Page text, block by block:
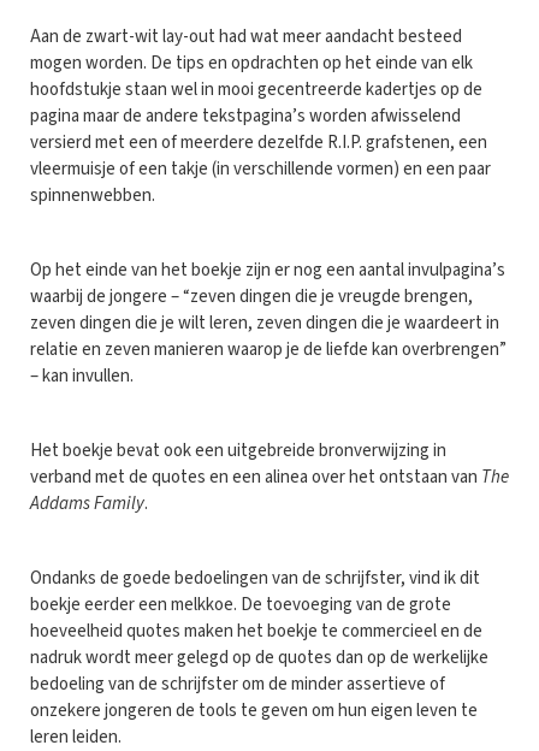
Aan de zwart-wit lay-out had wat meer aandacht besteed
mogen worden. De tips en opdrachten op het einde van elk
hoofdstukje staan wel in mooi gecentreerde kadertjes op de
pagina maar de andere tekstpagina’s worden afwisselend
versierd met een of meerdere dezelfde R.I.P. grafstenen, een
vleermuisje of een takje (in verschillende vormen) en een paar
spinnenwebben.
Op het einde van het boekje zijn er nog een aantal invulpagina’s
waarbij de jongere – “zeven dingen die je vreugde brengen,
zeven dingen die je wilt leren, zeven dingen die je waardeert in
relatie en zeven manieren waarop je de liefde kan overbrengen”
– kan invullen.
Het boekje bevat ook een uitgebreide bronverwijzing in
verband met de quotes en een alinea over het ontstaan van The
Addams Family.
Ondanks de goede bedoelingen van de schrijfster, vind ik dit
boekje eerder een melkkoe. De toevoeging van de grote
hoeveelheid quotes maken het boekje te commercieel en de
nadruk wordt meer gelegd op de quotes dan op de werkelijke
bedoeling van de schrijfster om de minder assertieve of
onzekere jongeren de tools te geven om hun eigen leven te
leren leiden.